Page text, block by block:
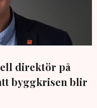
direktör på
byggkrisen blir